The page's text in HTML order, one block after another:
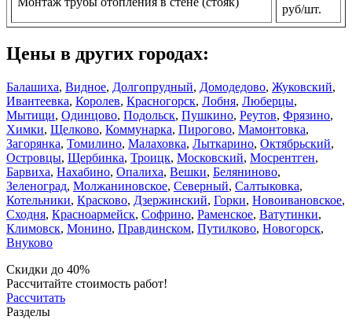
руб/шт.
Цены в других городах:
Балашиха, Видное, Долгопрудный, Домодедово, Жуковский,
Ивантеевка, Королев, Красногорск, Лобня, Люберцы,
Мытищи, Одинцово, Подольск, Пушкино, Реутов, Фрязино,
Химки, Щелково, Коммунарка, Пирогово, Мамонтовка,
Загорянка, Томилино, Малаховка, Лыткарино, Октябрьский,
Островцы, Щербинка, Троицк, Московский, Мосрентген,
Барвиха, Нахабино, Опалиха, Вешки, Беляниново,
Зеленоград, Молжаниновское, Северный, Салтыковка,
Котельники, Красково, Дзержинский, Горки, Новоивановское,
Сходня, Красноармейск, Софрино, Раменское, Ватутинки,
Климовск, Монино, Правдинском, Путилково, Новогорск,
Внуково
Скидки до 40%
Рассчитайте стоимость работ!
Рассчитать
Разделы